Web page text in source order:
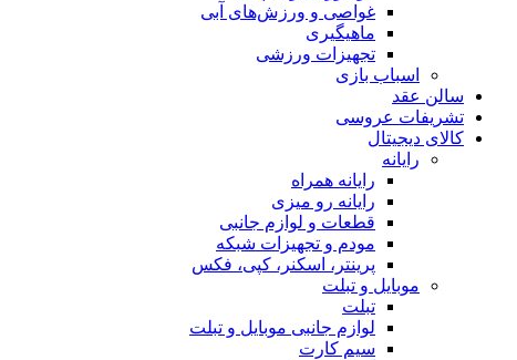
غواصی و ورزش‌های آبی
ماهیگیری
تجهیزات ورزشی
اسباب‌ بازی
سالن عقد
تشریفات عروسی
کالای دیجیتال
رایانه
رایانه همراه
رایانه رو میزی
قطعات و لوازم جانبی
مودم و تجهیزات شبکه
پرینتر، اسکنر، کپی، فکس
موبایل و تبلت
تبلت
لوازم جانبی موبایل و تبلت
سیم کارت